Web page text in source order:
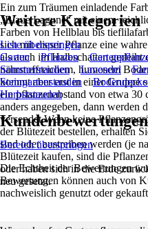
Ein zum Träumen einladende
„Blaue Lagune“ mit einem
Farben von Hellblau bis
sich mit dieser Pflanze eine
als auch im Halbschatten gedeiht
nährstoffreichem, humosem
kommt aber erst in einer Gruppe
ein pflanzenabstand von etwa
anders angegeben, dann werden
versendet.Wenn keine
der Blütezeit bestellen, erhalten
sind oder austreiben werden (je
Blütezeit kaufen, sind die
oder haben sich in die Erde
neu gesetzt.
Weitere Kategorien
Liste überspringen
Garten
Pflanzen
Sommerstauden
Lavendel
Steingartenstauden
Herbststauden
Kundenbewertungen
Bereich überspringen
Die Echtheit der Bewertungen
Bewertungen können auch von
nachweislich genutzt oder